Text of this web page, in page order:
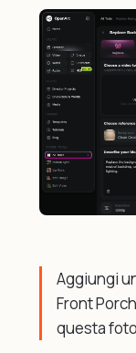
Aggiungi
Front
questa